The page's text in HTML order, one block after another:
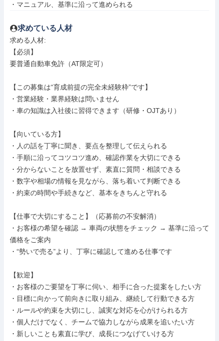
・マニュアル、基準に沿って進められる
求めている人材
求める人材:
【必須】
要普通自動車免許（AT限定可）
【この募集は“育成前提の完全未経験枠”です】
・営業経験・業界経験は問いません
・車の知識は入社後に習得できます（研修・OJTあり）
【向いている方】
・人の話を丁寧に聞き、要点を整理して伝えられる
・手順に沿ってコツコツ進め、確認作業を大切にできる
・分からないことを放置せず、素直に質問・相談できる
・数字や相場の情報を見ながら、落ち着いて判断できる
・約束の時間や手続きなど、基本をきちんと守れる
【仕事で大切にすること】（応募前の不安解消）
・お客様の希望を確認 → 車両の状態をチェック → 基準に沿って
価格をご案内
・“勢いで売る”より、丁寧に確認して進める仕事です
【歓迎】
・お客様のご要望を丁寧に伺い、相手に合った提案をしたい方
・目標に向かって前向きに取り組み、継続して行動できる方
・ルールや約束を大切にし、誠実な対応を心がけられる方
・個人だけでなく、チームで協力しながら成果を追いたい方
・新しいことも素直に学び、成長につなげていける方